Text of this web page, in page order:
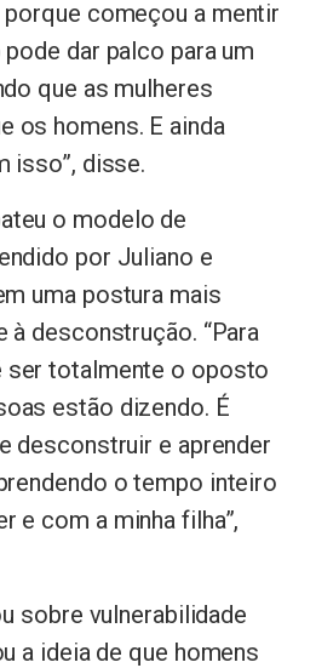
porque começou a mentir
dar palco para um
que as mulheres
os homens. E ainda
isso”, disse.
o modelo de
por Juliano e
uma postura mais
à desconstrução. “Para
ser totalmente o oposto
estão dizendo. É
desconstruir e aprender
o tempo inteiro
e com a minha filha”,
sobre vulnerabilidade
a ideia de que homens